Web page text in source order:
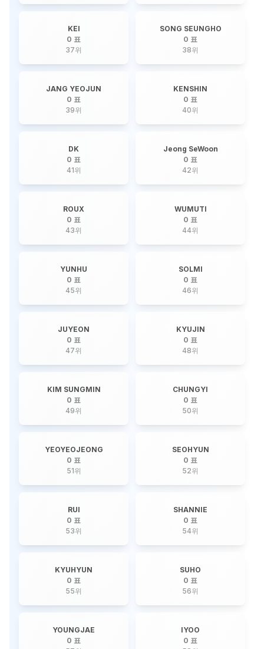
KEI
0 표
37위
SONG SEUNGHO
0 표
38위
JANG YEOJUN
0 표
39위
KENSHIN
0 표
40위
DK
0 표
41위
Jeong SeWoon
0 표
42위
ROUX
0 표
43위
WUMUTI
0 표
44위
YUNHU
0 표
45위
SOLMI
0 표
46위
JUYEON
0 표
47위
KYUJIN
0 표
48위
KIM SUNGMIN
0 표
49위
CHUNGYI
0 표
50위
YEOYEOJEONG
0 표
51위
SEOHYUN
0 표
52위
RUI
0 표
53위
SHANNIE
0 표
54위
KYUHYUN
0 표
55위
SUHO
0 표
56위
YOUNGJAE
0 표
IYOO
0 표